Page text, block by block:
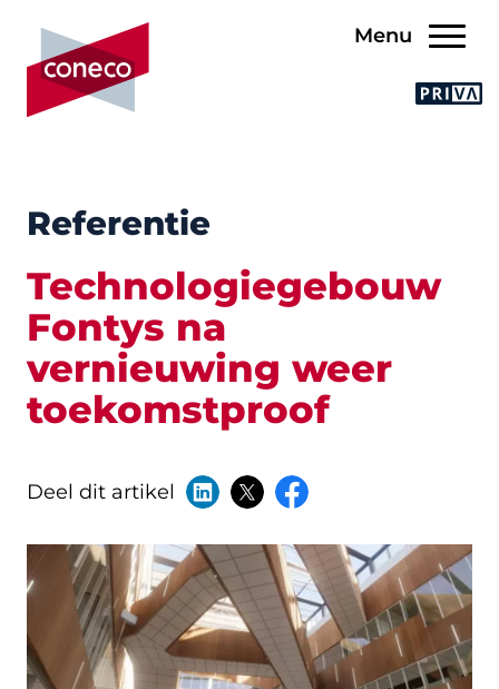
Menu
Referentie
Technologiegebouw
Fontys na
vernieuwing weer
toekomstproof
Deel dit artikel